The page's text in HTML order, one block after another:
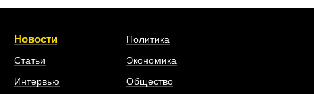
Новости
Статьи
Интервью
Политика
Экономика
Общество